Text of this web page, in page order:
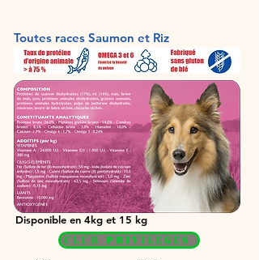
Toutes races Saumon et Riz
Disponible en 4kg et 15 kg
CLUB PRIVILEGES